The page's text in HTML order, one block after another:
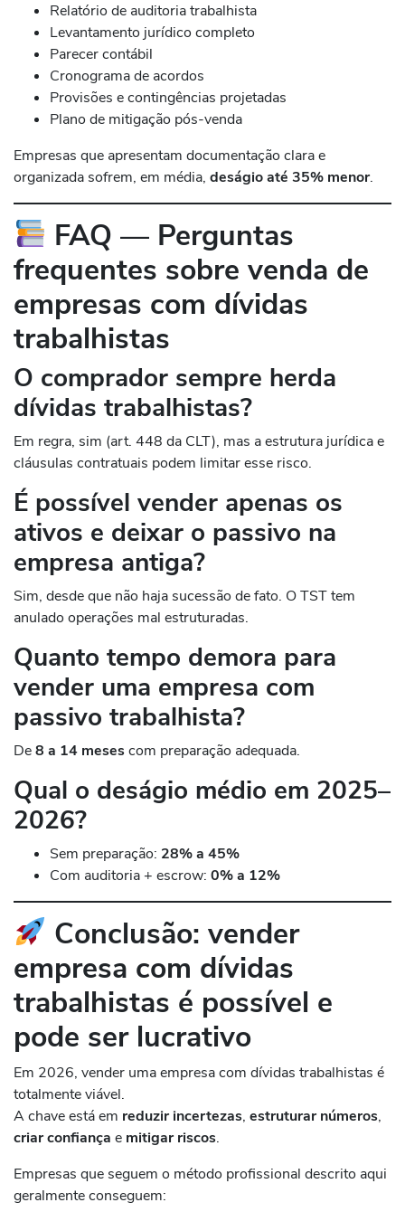
Relatório de auditoria trabalhista
Levantamento jurídico completo
Parecer contábil
Cronograma de acordos
Provisões e contingências projetadas
Plano de mitigação pós-venda
Empresas que apresentam documentação clara e
organizada sofrem, em média, deságio até 35% menor.
FAQ — Perguntas
frequentes sobre venda de
empresas com dívidas
trabalhistas
O comprador sempre herda
dívidas trabalhistas?
Em regra, sim (art. 448 da CLT), mas a estrutura jurídica e
cláusulas contratuais podem limitar esse risco.
É possível vender apenas os
ativos e deixar o passivo na
empresa antiga?
Sim, desde que não haja sucessão de fato. O TST tem
anulado operações mal estruturadas.
Quanto tempo demora para
vender uma empresa com
passivo trabalhista?
De8 a 14 mesescom preparação adequada.
Qual o deságio médio em 2025–
2026?
Sem preparação: 28% a 45%
Com auditoria + escrow: 0% a 12%
Conclusão: vender
empresa com dívidas
trabalhistas é possível e
pode ser lucrativo
Em 2026, vender uma empresa com dívidas trabalhistas é
totalmente viável.
A chave está em reduzir incertezas, estruturar números,
criar confiança e mitigar riscos.
Empresas que seguem o método profissional descrito aqui
geralmente conseguem: